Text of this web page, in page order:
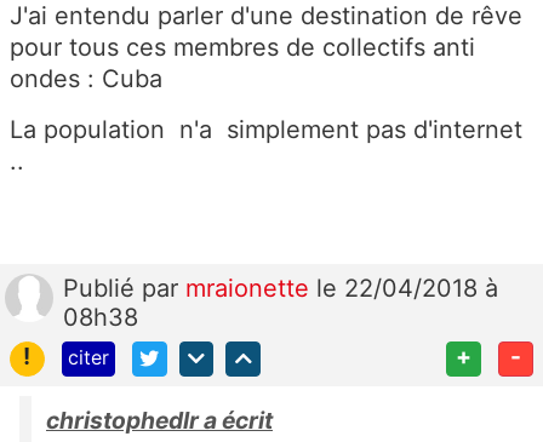
J'ai entendu parler d'une destination de rêve
pour tous ces membres de collectifs anti
ondes : Cuba
La population n'a simplement pas d'internet
..
Publié par mraionette le 22/04/2018 à
08h38
!
citer + -
christophedlr a écrit